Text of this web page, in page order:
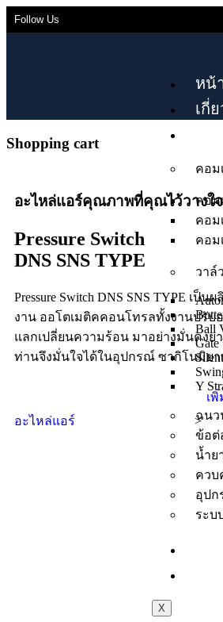
Follow Us
หน้
เกี่
คอม
คอม
คอม
คอม
วาล์ว
Ball
Gate
Y
ฉนว
ข้อต่
น้ำย
คว
อุปก
ระบ
X
Shopping cart
อะไหล่แอร์คุณภาพที่คุณไว้วางใจ
Pressure Switch
DNS SNS TYPE
Pressure Switch DNS SNS TYPE
งาน ออโตเมติคคอนโทรลทั้งงานปรั
แลกเปลี่ยนความร้อน มาอย่างมั่นคง
ท่านจึงมั่นใจได้ในอุปกรณ์ ซากิโนมิย
เ
อะไหล่แอร์
>